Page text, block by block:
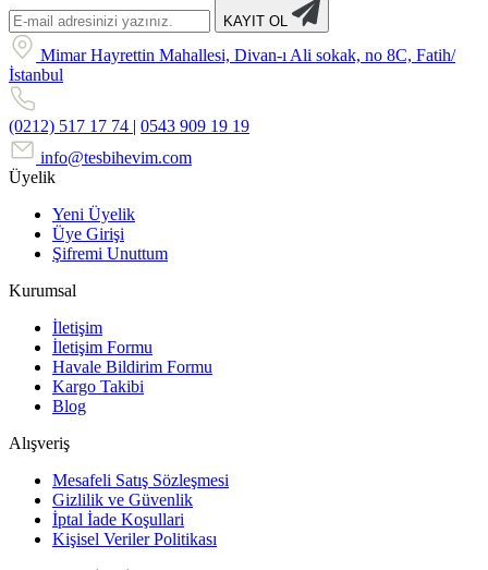
KAYIT OL
Mimar Hayrettin Mahallesi, Divan-ı Ali sokak, no 8C, Fatih/
İstanbul
(0212) 517 17 74 | 0543 909 19 19
info@tesbihevim.com
Üyelik
Yeni Üyelik
Üye Girişi
Şifremi Unuttum
Kurumsal
İletişim
İletişim Formu
Havale Bildirim Formu
Kargo Takibi
Blog
Alışveriş
Mesafeli Satış Sözleşmesi
Gizlilik ve Güvenlik
İptal İade Koşullari
Kişisel Veriler Politikası